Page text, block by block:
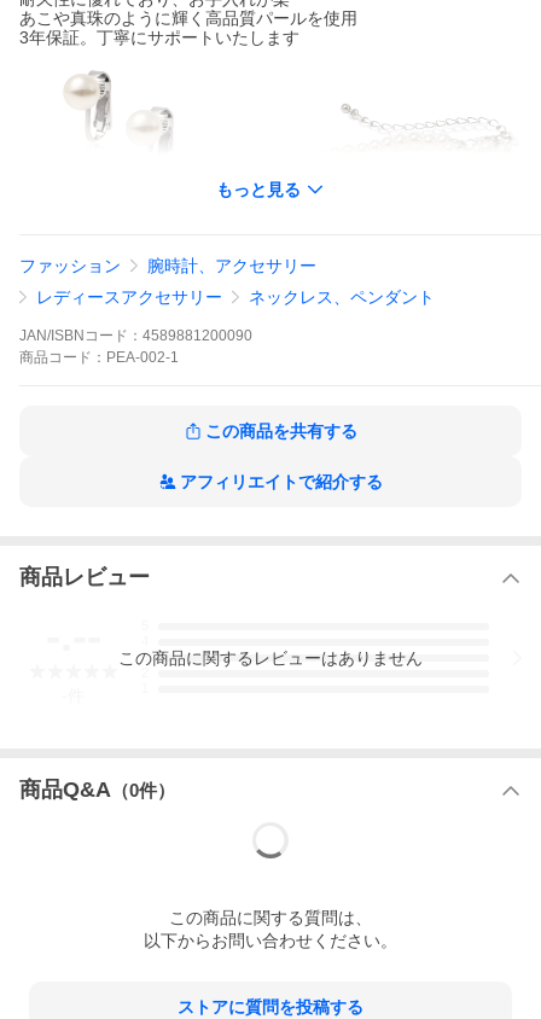
あこや真珠のように輝く高品質パールを使用
3年保証。丁寧にサポートいたします
もっと見る
ファッション
腕時計、アクセサリー
レディースアクセサリー
ネックレス、ペンダント
JAN/ISBNコード： 4589881200090
商品 コード： PEA-002-1
この商品を共有する
アフィリエイトで紹介する
商品レビュー
3
この商品に関するレビューはありません
商品Q&A （0件）
この商品に関する質問は、
以下からお問い合わせください。
ストアに質問を投稿する